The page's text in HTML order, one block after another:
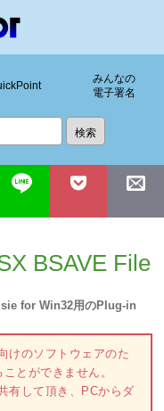
みんなの
電子署名
BSAVE File
for Win32用のPlug-in
けのソフトウェアのた
とができません。
有して頂き、PCからダ